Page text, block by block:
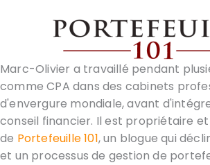
Marc-Olivier a travaillé pendant
comme CPA dans des cabinets
d'envergure mondiale, avant
conseil financier. Il est propriétaire
de Portefeuille 101, un blogue qui
et un processus de gestion de